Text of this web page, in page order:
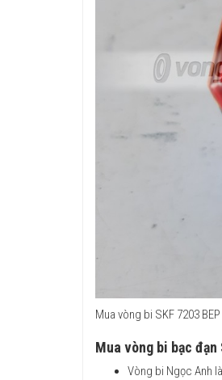
Mua vòng bi SKF 7203
Mua vòng bi bạc
Vòng bi Ngọc Anh